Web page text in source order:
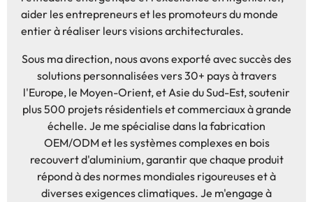
aider les entrepreneurs et les promoteurs du monde
entier à réaliser leurs visions architecturales.
Sous ma direction, nous avons exporté avec succès des
solutions personnalisées vers 30+ pays à travers
l'Europe, le Moyen-Orient, et Asie du Sud-Est, soutenir
plus 500 projets résidentiels et commerciaux à grande
échelle. Je me spécialise dans la fabrication
OEM/ODM et les systèmes complexes en bois
recouvert d'aluminium, garantir que chaque produit
répond à des normes mondiales rigoureuses et à
diverses exigences climatiques. Je m'engage à